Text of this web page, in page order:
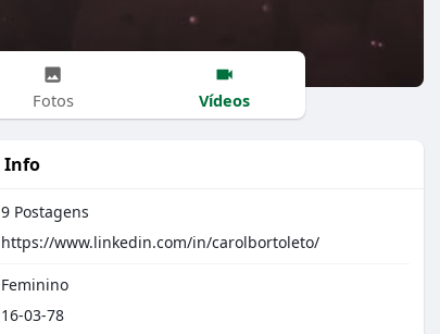
Fotos Vídeos
Info
9 Postagens
https://www.linkedin.com/in/carolbortoleto/
Feminino
16-03-78